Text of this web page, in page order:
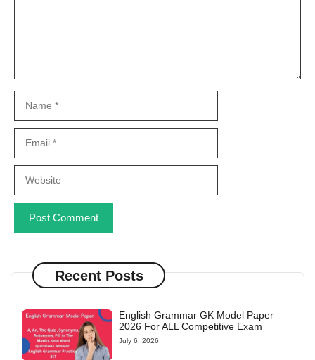
Recent Posts
English Grammar GK Model Paper
2026 For ALL Competitive Exam
July 6, 2026